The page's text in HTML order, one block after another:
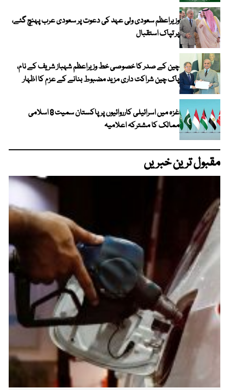
وزیراعظم سعودی ولی عہد کی دعوت پر سعودی عرب پہنچ گئے،
پر تپاک استقبال
چین کے صدر کا خصوصی خط وزیراعظم شہباز شریف کے نام،
پاک چین شراکت داری مزید مضبوط بنانے کے عزم کا اظہار
غزہ میں اسرائیلی کارروائیوں پر پاکستان سمیت 8 اسلامی
ممالک کا مشترکہ اعلامیہ
مقبول ترین خبریں